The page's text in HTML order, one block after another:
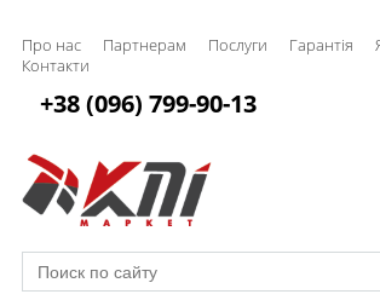
Про нас Партнерам Послуги Гарантія
Контакти
+38 (096) 799-90-13